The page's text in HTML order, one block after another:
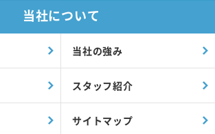
不用品について
料金について
買取対象品目一覧
作業事例